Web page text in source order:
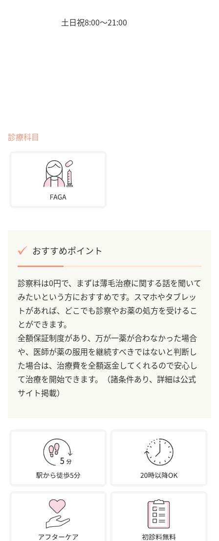
土日祝8:00〜21:00
診療科目
おすすめポイント
診察料は0円で、まずは薄毛治療に関する話を聞いて
みたいという方におすすめです。スマホやタブレッ
トがあれば、どこでも診察やお薬の処方を受けるこ
とができます。
全額保証制度があり、万が一薬が合わなかった場合
や、医師が薬の服用を継続すべきではないと判断し
た場合は、治療費を全額返金してくれるので安心し
て治療を開始できます。（諸条件あり、詳細は公式
サイト掲載）